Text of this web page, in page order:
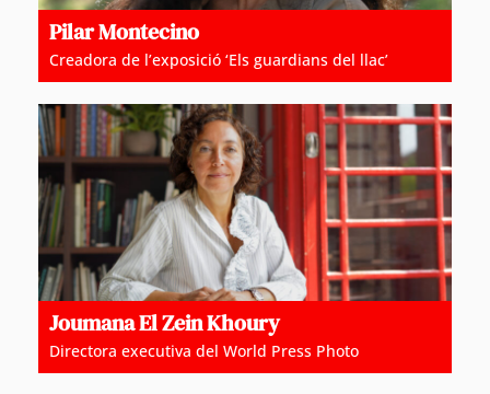
Pilar Montecino
Creadora de l’exposició ‘Els guardians del llac’
Joumana El Zein Khoury
Directora executiva del World Press Photo